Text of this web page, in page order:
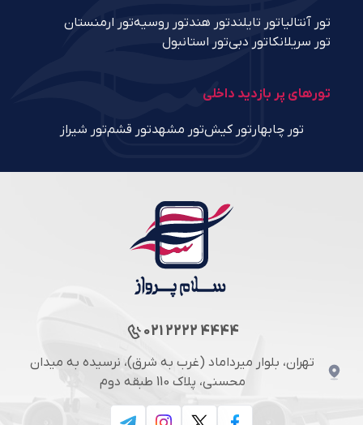
تور آنتالیاتور تایلندتور هندتور روسیهتور ارمنستان
تور سریلانکاتور دبیتور استانبول
تورهای پر بازدید داخلی
تور چابهار تور کیشتور مشهدتور قشمتور شیراز
021 2222 4444
تهران، بلوار میرداماد (غرب به شرق)، نرسیده به میدان
محسنی، پلاک 110 طبقه دوم